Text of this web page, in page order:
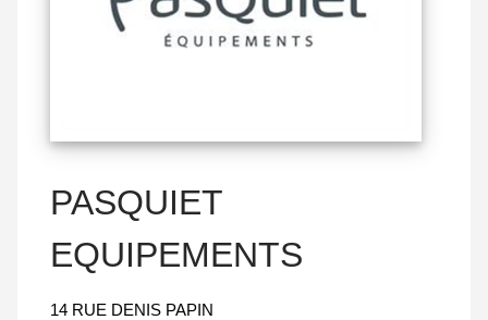
PASQUIET
EQUIPEMENTS
14 RUE DENIS PAPIN